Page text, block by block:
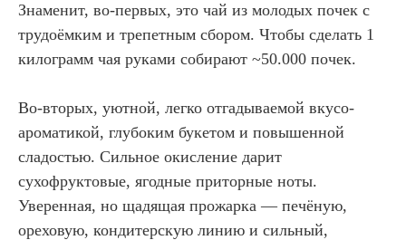
Знаменит, во-первых, это чай из молодых почек с
трудоёмким и трепетным сбором. Чтобы сделать 1
килограмм чая руками собирают ~50.000 почек.
Во-вторых, уютной, легко отгадываемой вкусо-
ароматикой, глубоким букетом и повышенной
сладостью. Сильное окисление дарит
сухофруктовые, ягодные приторные ноты.
Уверенная, но щадящая прожарка — печёную,
ореховую, кондитерскую линию и сильный,